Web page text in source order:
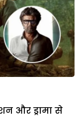
और ड्रामा से